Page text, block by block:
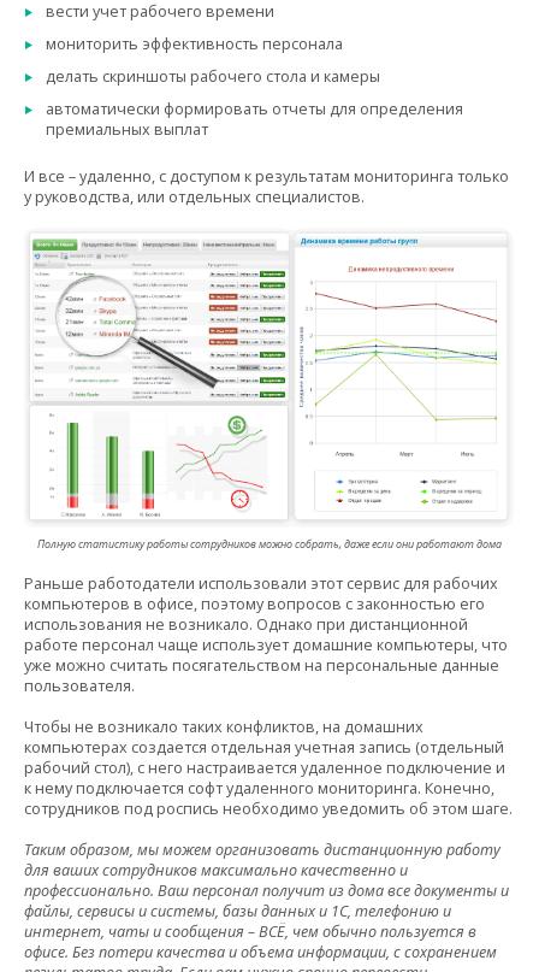
вести учет рабочего времени
мониторить эффективность персонала
делать скриншоты рабочего стола и камеры
автоматически формировать отчеты для определения
премиальных выплат
И все – удаленно, с доступом к результатам мониторинга только
у руководства, или отдельных специалистов.
Полную статистику работы сотрудников можно собрать, даже если они работают дома
Раньше работодатели использовали этот сервис для рабочих
компьютеров в офисе, поэтому вопросов с законностью его
использования не возникало. Однако при дистанционной
работе персонал чаще использует домашние компьютеры, что
уже можно считать посягательством на персональные данные
пользователя.
Чтобы не возникало таких конфликтов, на домашних
компьютерах создается отдельная учетная запись (отдельный
рабочий стол), с него настраивается удаленное подключение и
к нему подключается софт удаленного мониторинга. Конечно,
сотрудников под роспись необходимо уведомить об этом шаге.
Таким образом, мы можем организовать дистанционную работу
для ваших сотрудников максимально качественно и
профессионально. Ваш персонал получит из дома все документы и
файлы, сервисы и системы, базы данных и 1С, телефонию и
интернет, чаты и сообщения – ВСЁ, чем обычно пользуется в
офисе. Без потери качества и объема информации, с сохранением